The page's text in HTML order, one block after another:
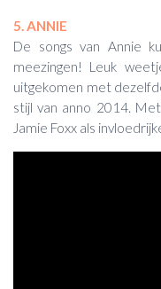
5. ANNIE
De songs van Annie
meezingen! Leuk
uitgekomen met
stijl van anno 2014.
Jamie Foxx als